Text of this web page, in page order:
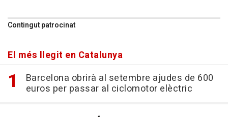
Contingut patrocinat
El més llegit en Catalunya
Barcelona obrirà al setembre ajudes de 600
euros per passar al ciclomotor elèctric